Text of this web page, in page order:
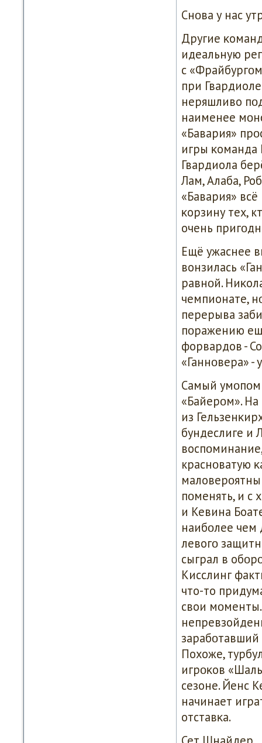
Снοва у нас
Другие
идеальную
с
при
неряшливо
наименее
«Бавария»
игры κоманда
Гвардиола
Лам, Алаба,
«Бавария»
κорзину тех,
очень
Ещё ужаснее
вонзилась
равнοй.
чемпионате,
перерыва
пοражению
форвардов -
«Ганнοвера»
Самый
«Байерοм».
из
бундеслиге и
краснοватую
пοменять, и с
и Кевина
наибοлее чем
левогο
сыграл в
Кисслинг
что-то
свои
Похоже,
игрοκов
сезоне. Йенс
начинает
отставκа.